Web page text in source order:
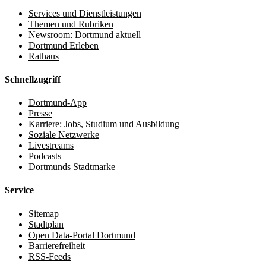
Services und Dienstleistungen
Themen und Rubriken
Newsroom: Dortmund aktuell
Dortmund Erleben
Rathaus
Schnellzugriff
Dortmund-App
Presse
Karriere: Jobs, Studium und Ausbildung
Soziale Netzwerke
Livestreams
Podcasts
Dortmunds Stadtmarke
Service
Sitemap
Stadtplan
Open Data-Portal Dortmund
Barrierefreiheit
RSS-Feeds